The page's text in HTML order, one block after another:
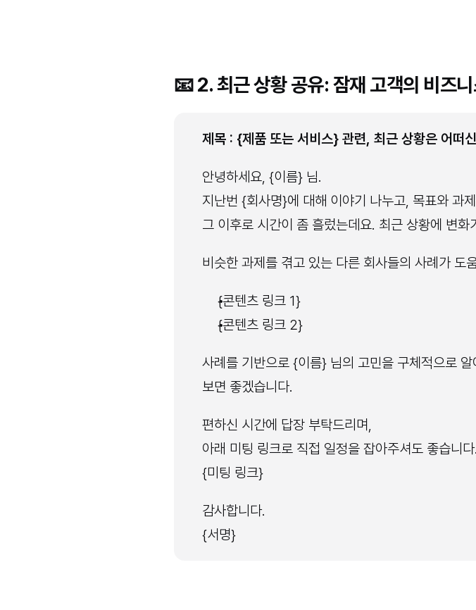
📧 2. 최근 상황 공유: 잠재 고객의 비즈
제목 : {제품 또는 서비스} 관련, 최근 상황은 어떠
안녕하세요, {이름} 님.
지난번 {회사명}에 대해 이야기 나누고, 목표와 과
그 이후로 시간이 좀 흘렀는데요. 최근 상황에 변화
비슷한 과제를 겪고 있는 다른 회사들의 사례가 도
{콘텐츠 링크 1}
{콘텐츠 링크 2}
사례를 기반으로 {이름} 님의 고민을 구체적으로
보면 좋겠습니다.
편하신 시간에 답장 부탁드리며,
아래 미팅 링크로 직접 일정을 잡아주셔도 좋습니다.
{미팅 링크}
감사합니다.
{서명}